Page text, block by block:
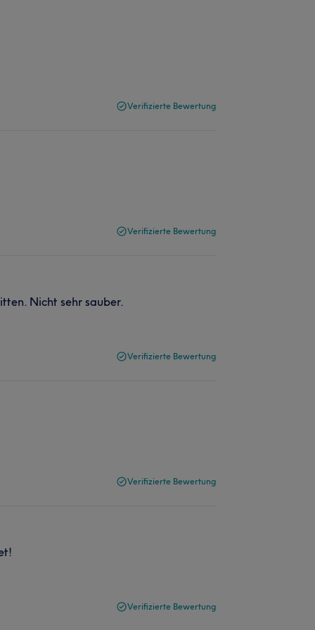
Verifizierte Bewertung
Verifizierte Bewertung
Nicht sehr sauber.
Verifizierte Bewertung
Verifizierte Bewertung
Verifizierte Bewertung